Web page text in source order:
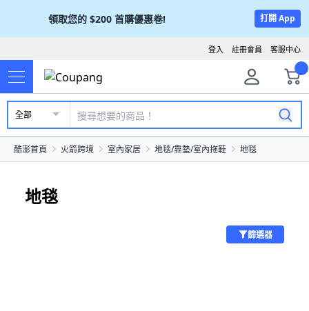
領取您的 $200 首購優惠卷! 打開 App
客服中心
註冊會員
登入
全部
酷澎首頁 火箭跨境 室內家居 地毯/靠墊/室內拖鞋 地毯
地毯
篩選器